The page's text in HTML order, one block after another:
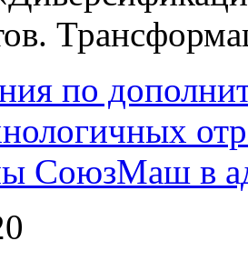
по
СоюзМаш в